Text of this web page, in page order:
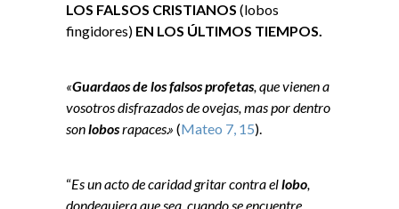
LOS FALSOS CRISTIANOS (lobos
fingidores) EN LOS ÚLTIMOS TIEMPOS.
«Guardaos de los falsos profetas, que vienen a
vosotros disfrazados de ovejas, mas por dentro
sonlobosrapaces.» (Mateo 7, 15).
“Es un acto de caridad gritar contra ellobo,
dondequiera que sea, cuando se encuentre